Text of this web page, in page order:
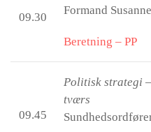
09.30
Formand
Beretning – PP
09.45
Politisk strategi
tværs